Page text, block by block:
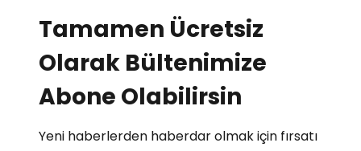
Tamamen Ücretsiz
Olarak Bültenimize
Abone Olabilirsin
Yeni haberlerden haberdar olmak için fırsatı